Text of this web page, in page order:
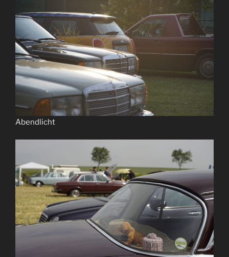
Abendlicht